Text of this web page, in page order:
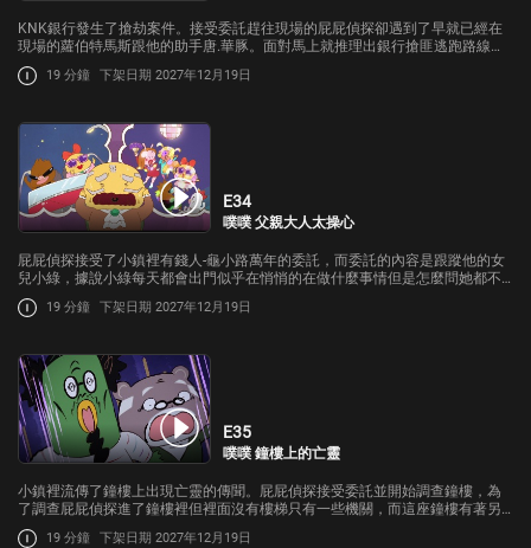
KNK銀行發生了搶劫案件。接受委託趕往現場的屁屁偵探卻遇到了早就已經在
現場的蘿伯特馬斯跟他的助手唐.華豚。面對馬上就推理出銀行搶匪逃跑路線的
馬斯，屁屁偵探會再度輸給他嗎?
19 分鐘 下架日期 2027年12月19日
E34
噗噗 父親大人太操心
屁屁偵探接受了小鎮裡有錢人-龜小路萬年的委託，而委託的內容是跟蹤他的女
兒小綠，據說小綠每天都會出門似乎在悄悄的在做什麼事情但是怎麼問她都不
回答。
19 分鐘 下架日期 2027年12月19日
E35
噗噗 鐘樓上的亡靈
小鎮裡流傳了鐘樓上出現亡靈的傳聞。屁屁偵探接受委託並開始調查鐘樓，為
了調查屁屁偵探進了鐘樓裡但裡面沒有樓梯只有一些機關，而這座鐘樓有著另
外一個傳聞就是裡面藏著寶藏…究竟真相到底是什麼呢?
19 分鐘 下架日期 2027年12月19日